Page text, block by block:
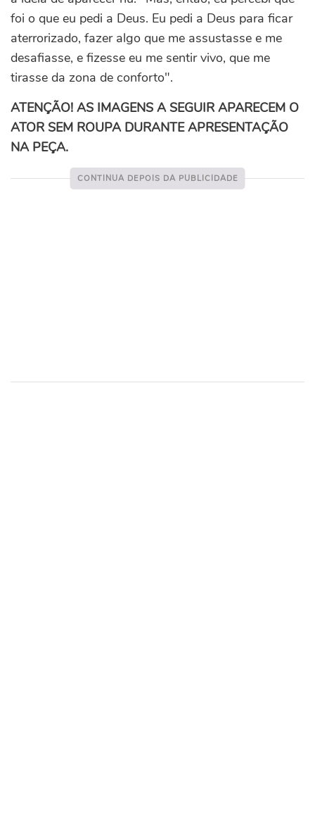
foi o que eu pedi a Deus. Eu pedi a Deus para ficar
aterrorizado, fazer algo que me assustasse e me
desafiasse, e fizesse eu me sentir vivo, que me
tirasse da zona de conforto".
ATENÇÃO! AS IMAGENS A SEGUIR APARECEM O
ATOR SEM ROUPA DURANTE APRESENTAÇÃO
NA PEÇA.